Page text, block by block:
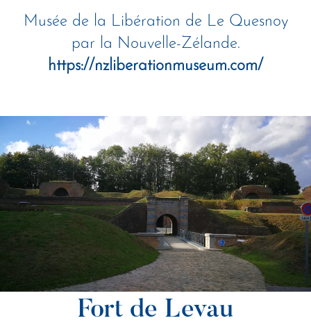
Musée de la Libération de Le Quesnoy
par la Nouvelle-Zélande.
https://nzliberationmuseum.com/
Fort de Levau